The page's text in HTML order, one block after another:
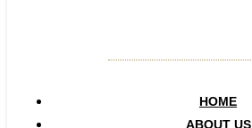
HOME
ABOUT US